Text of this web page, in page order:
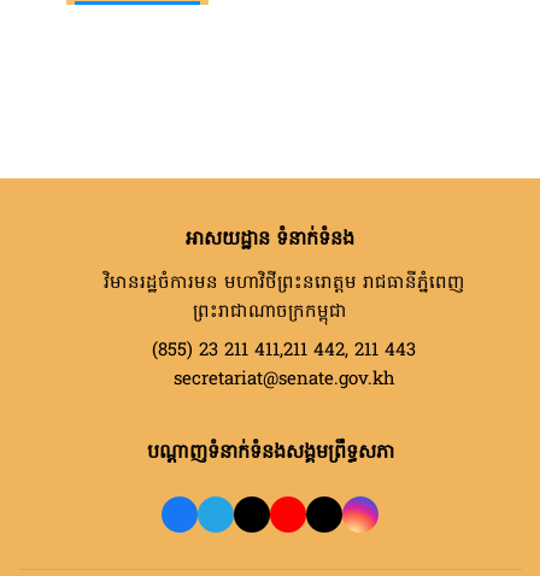
អាសយដ្ឋាន ទំនាក់ទំនង
វិមានរដ្ឋចំការមន មហាវិថីព្រះនរោត្តម រាជធានីភ្នំពេញ
ព្រះរាជាណាចក្រកម្ពុជា
(855) 23 211 411,211 442, 211 443
secretariat@senate.gov.kh
បណ្តាញទំនាក់ទំនងសង្គមព្រឹទ្ធសភា